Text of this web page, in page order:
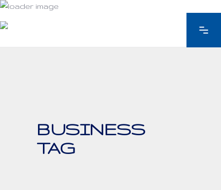
BUSINESS
TAG